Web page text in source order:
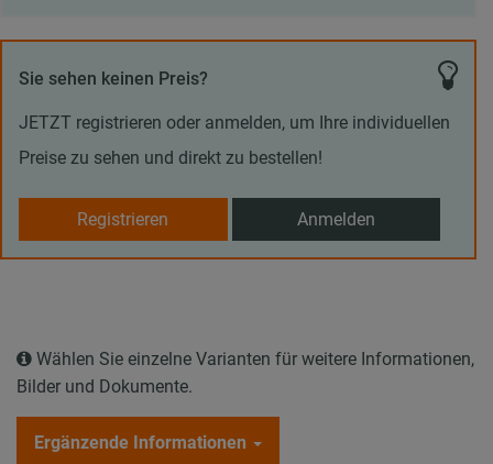
Sie sehen keinen Preis?
JETZT registrieren oder anmelden, um Ihre individuellen
Preise zu sehen und direkt zu bestellen!
Registrieren Anmelden
Wählen Sie einzelne Varianten für weitere Informationen,
Bilder und Dokumente.
Ergänzende Informationen